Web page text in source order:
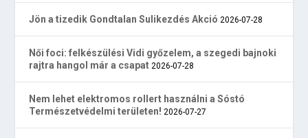
Jön a tizedik Gondtalan Sulikezdés Akció 2026-07-28
Női foci: felkészülési Vidi győzelem, a szegedi bajnoki
rajtra hangol már a csapat 2026-07-28
Nem lehet elektromos rollert használni a Sóstó
Természetvédelmi területen! 2026-07-27